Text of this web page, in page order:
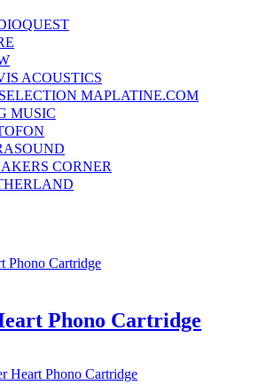
ACOUSTICS
MAPLATINE.COM
MUSIC
CORNER
Phono Cartridge